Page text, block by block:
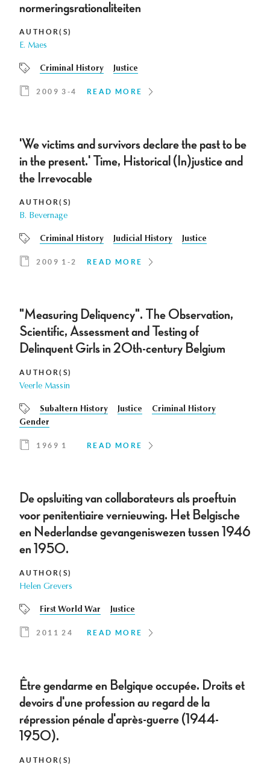
normeringsrationaliteiten
AUTHOR(S)
E. Maes
Criminal History Justice
2009 3-4 READ MORE
'We victims and survivors declare the past to be
in the present.' Time, Historical (In)justice and
the Irrevocable
AUTHOR(S)
B. Bevernage
Criminal History Judicial History Justice
2009 1-2 READ MORE
"Measuring Deliquency". The Observation,
Scientific, Assessment and Testing of
Delinquent Girls in 20th-century Belgium
AUTHOR(S)
Veerle Massin
Subaltern History Justice
Criminal History
Gender
1969 1 READ MORE
De opsluiting van collaborateurs als proeftuin
voor penitentiaire vernieuwing. Het Belgische
en Nederlandse gevangeniswezen tussen 1946
en 1950.
AUTHOR(S)
Helen Grevers
First World War Justice
2011 24 READ MORE
Être gendarme en Belgique occupée. Droits et
devoirs d'une profession au regard de la
répression pénale d'après-guerre (1944-
1950).
AUTHOR(S)